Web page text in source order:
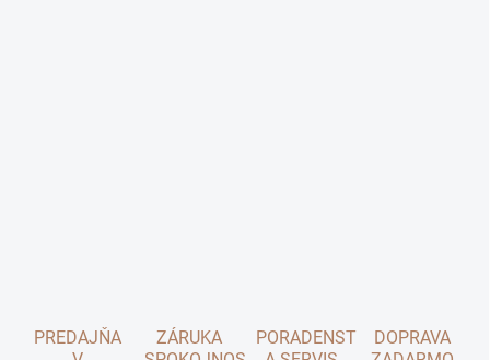
PREDAJŇA
ZÁRUKA
PORADENSTVODOPRAVA